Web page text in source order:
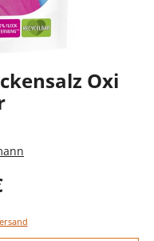
Oxi